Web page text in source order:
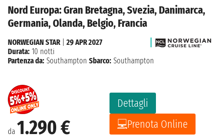
Nord Europa: Gran Bretagna, Svezia, Danimarca,
Germania, Olanda, Belgio, Francia
da 1.290 €
Dettagli
Prenota Online
NORWEGIAN STAR
29 APR 2027
Durata: 10 notti
Partenza da: Southampton Sbarco: Southampton